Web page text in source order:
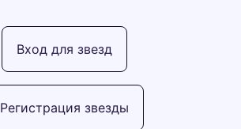
Регистрация звезды
Вход для звезд